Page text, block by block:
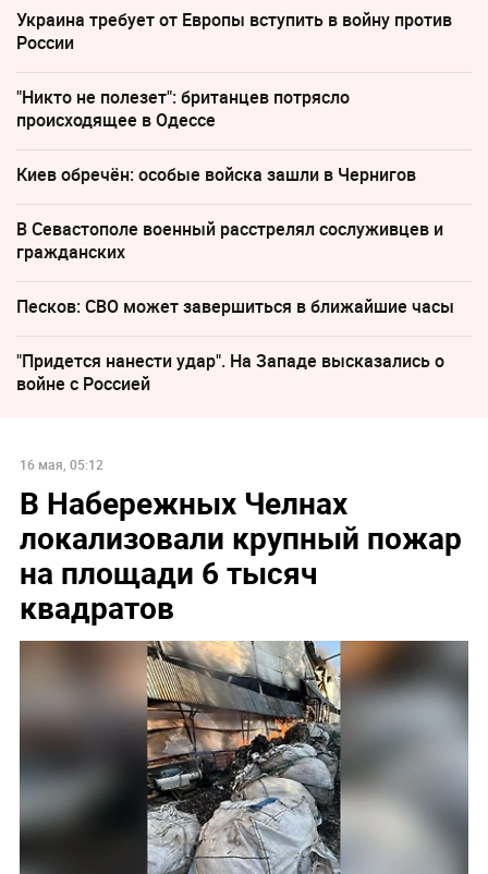
Украина требует от Европы вступить в войну против
России
"Никто не полезет": британцев потрясло
происходящее в Одессе
Киев обречён: особые войска зашли в Чернигов
В Севастополе военный расстрелял сослуживцев и
гражданских
Песков: СВО может завершиться в ближайшие часы
"Придется нанести удар". На Западе высказались о
войне с Россией
16 мая, 05:12
В Набережных Челнах
локализовали крупный пожар
на площади 6 тысяч
квадратов